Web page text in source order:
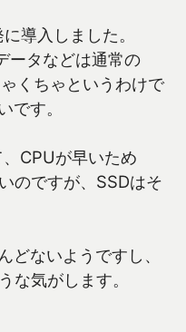
導入しました。
ータなどは通常の
くちゃというわけで
です。
CPUが早いため
のですが、SSDはそ
どないようですし、
な気がします。